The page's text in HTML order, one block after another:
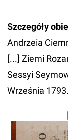
Szczegóły
Andrzeia
[...] Ziemi
Sessyi
Września